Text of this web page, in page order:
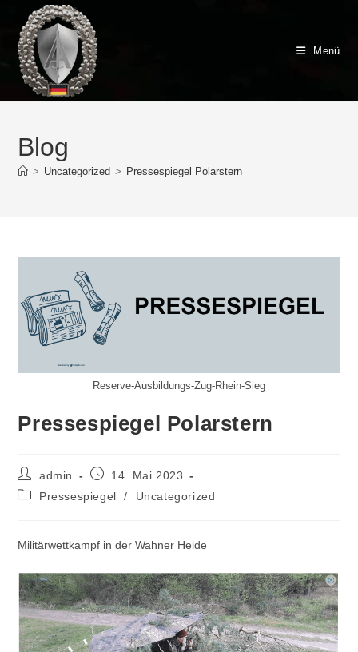
Inhalt
springen
Menü
Blog
> Uncategorized > Pressespiegel Polarstern
Reserve-Ausbildungs-Zug-Rhein-Sieg
Pressespiegel Polarstern
Beitrags-
Autor:
admin
Beitrag14. Mai 2023
Beitrags-
Pressespiegel / Uncategorized
Militärwettkampf in der Wahner Heide